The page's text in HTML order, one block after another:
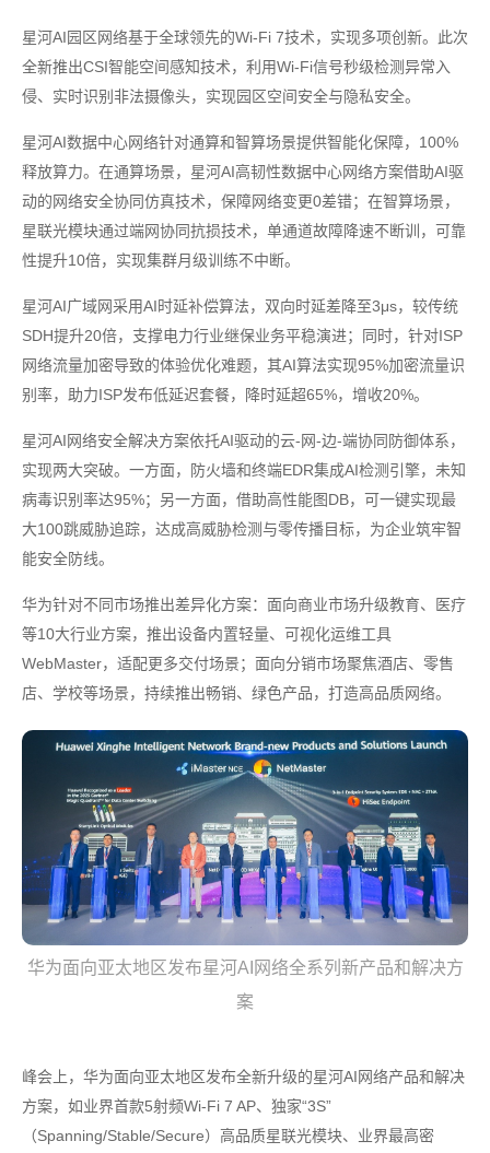
星河AI园区网络基于全球领先的Wi-Fi 7技术，实现多项创新。此次
全新推出CSI智能空间感知技术，利用Wi-Fi信号秒级检测异常入
侵、实时识别非法摄像头，实现园区空间安全与隐私安全。
星河AI数据中心网络针对通算和智算场景提供智能化保障，100%
释放算力。在通算场景，星河AI高韧性数据中心网络方案借助AI驱
动的网络安全协同仿真技术，保障网络变更0差错；在智算场景，
星联光模块通过端网协同抗损技术，单通道故障降速不断训，可靠
性提升10倍，实现集群月级训练不中断。
星河AI广域网采用AI时延补偿算法，双向时延差降至3μs，较传统
SDH提升20倍，支撑电力行业继保业务平稳演进；同时，针对ISP
网络流量加密导致的体验优化难题，其AI算法实现95%加密流量识
别率，助力ISP发布低延迟套餐，降时延超65%，增收20%。
星河AI网络安全解决方案依托AI驱动的云-网-边-端协同防御体系，
实现两大突破。一方面，防火墙和终端EDR集成AI检测引擎，未知
病毒识别率达95%；另一方面，借助高性能图DB，可一键实现最
大100跳威胁追踪，达成高威胁检测与零传播目标，为企业筑牢智
能安全防线。
华为针对不同市场推出差异化方案：面向商业市场升级教育、医疗
等10大行业方案，推出设备内置轻量、可视化运维工具
WebMaster，适配更多交付场景；面向分销市场聚焦酒店、零售
店、学校等场景，持续推出畅销、绿色产品，打造高品质网络。
华为面向亚太地区发布星河AI网络全系列新产品和解决方
案
峰会上，华为面向亚太地区发布全新升级的星河AI网络产品和解决
方案，如业界首款5射频Wi-Fi 7 AP、独家“3S”
（Spanning/Stable/Secure）高品质星联光模块、业界最高密